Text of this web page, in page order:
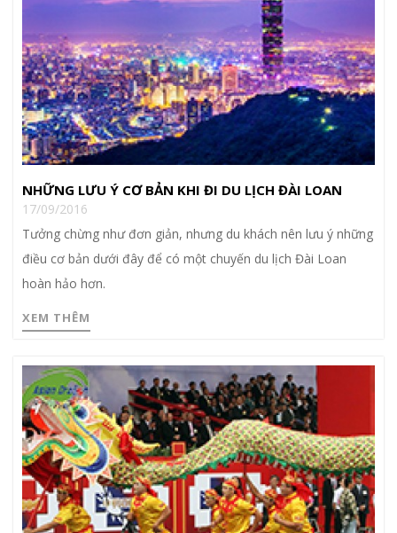
NHỮNG LƯU Ý CƠ BẢN KHI ĐI DU LỊCH ĐÀI LOAN
17/09/2016
Tưởng chừng như đơn giản, nhưng du khách nên lưu ý những
điều cơ bản dưới đây để có một chuyến du lịch Đài Loan
hoàn hảo hơn.
XEM THÊM